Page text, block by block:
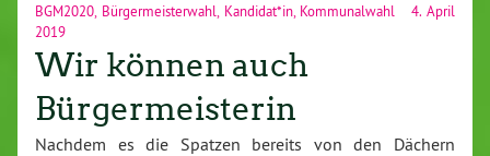
BGM2020 Bürgermeisterwahl Kandidat*in, Kommunalwahl
4. April
2019
Wir können auch
Bürgermeisterin
Nachdem es die Spatzen bereits von den Dächern